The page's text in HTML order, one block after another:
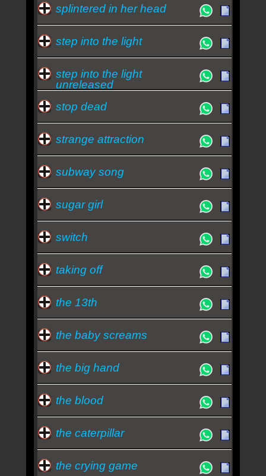
splintered in her head
step into the light
step into the light
unreleased
stop dead
strange attraction
subway song
sugar girl
switch
taking off
the 13th
the baby screams
the big hand
the blood
the caterpillar
the crying game